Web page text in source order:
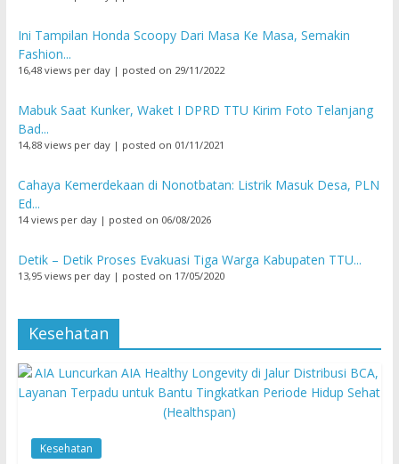
Ini Tampilan Honda Scoopy Dari Masa Ke Masa, Semakin
Fashion...
16,48 views per day| posted on 29/11/2022
Mabuk Saat Kunker, Waket I DPRD TTU Kirim Foto Telanjang
Bad...
14,88 views per day| posted on 01/11/2021
Cahaya Kemerdekaan di Nonotbatan: Listrik Masuk Desa, PLN
Ed...
14 views per day| posted on 06/08/2026
Detik – Detik Proses Evakuasi Tiga Warga Kabupaten TTU...
13,95 views per day| posted on 17/05/2020
Kesehatan
Kesehatan